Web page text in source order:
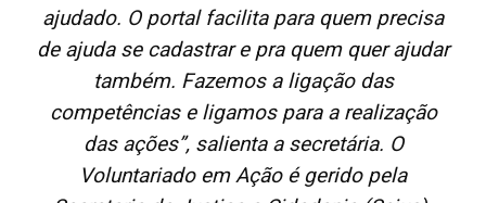
ajudado. O portal facilita para quem precisa
de ajuda se cadastrar e pra quem quer ajudar
também. Fazemos a ligação das
competências e ligamos para a realização
das ações”, salienta a secretária. O
Voluntariado em Ação é gerido pela